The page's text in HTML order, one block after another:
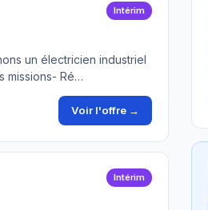
Intérim
un électricien industriel
missions- Ré…
Voir l'offre →
Intérim